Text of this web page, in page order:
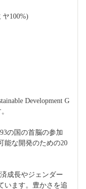
100%)
Development G
の国の首脳の参加
能な開発のための20
成長やジェンダー
います。豊かさを追